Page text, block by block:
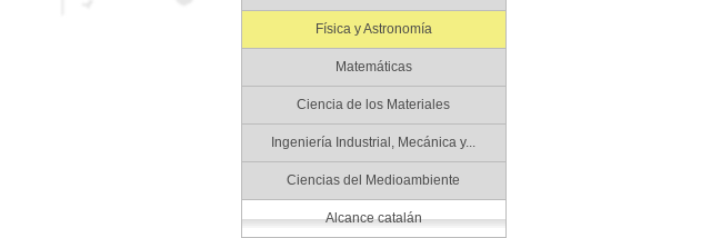
Física y Astronomía
Matemáticas
Ciencia de los Materiales
Ingeniería Industrial, Mecánica y...
Ciencias del Medioambiente
Alcance catalán